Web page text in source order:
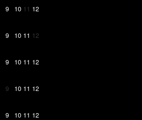
9 10 11 12
9 10 11 12
9 10 11 12
9 10 11 12
9 10 11 12